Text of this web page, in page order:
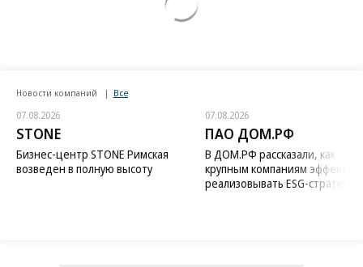
Новости компаний Все
07.08.2026
STONE
Бизнес-центр STONE Римская
возведен в полную высоту
07.08.2026
ПАО ДОМ.РФ
В ДОМ.РФ рассказали, как
крупным компаниям
реализовывать ESG-стратегию